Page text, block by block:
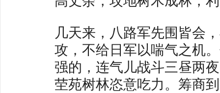
几天来，八路军先围皆会
攻，不给日军以喘气之机
强的，连气儿战斗三昼两
茔苑树林恣意吃力。筹商